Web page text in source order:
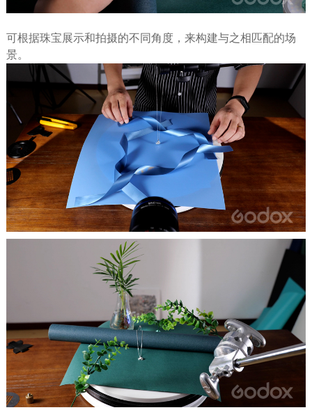
可根据珠宝展示和拍摄的不同角度，来构建与之相匹配的场
景。